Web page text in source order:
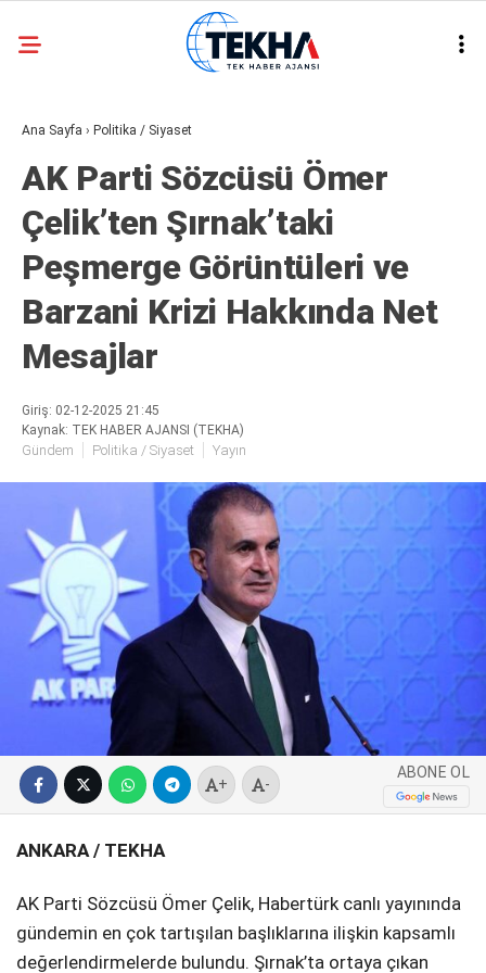
WhatsApp İhbar
Hattı
Facebook
Youtube
21.8
ASAYIŞ
GÜNDEM
GENEL
EKONOMI
POLITIKA
DÜNYA
METEOROLOJI
SERVISLER
Ana Sayfa › Politika / Siyaset
AK Parti Sözcüsü Ömer
Çelik’ten Şırnak’taki
Peşmerge Görüntüleri ve
Barzani Krizi Hakkında Net
Mesajlar
Giriş: 02-12-2025 21:45
Kaynak: TEK HABER AJANSI (TEKHA)
Gündem Politika / Siyaset Yayın
+ -
ABONE OL
ANKARA / TEKHA
AK Parti Sözcüsü Ömer Çelik, Habertürk canlı yayınında
gündemin en çok tartışılan başlıklarına ilişkin kapsamlı
değerlendirmelerde bulundu. Şırnak’ta ortaya çıkan